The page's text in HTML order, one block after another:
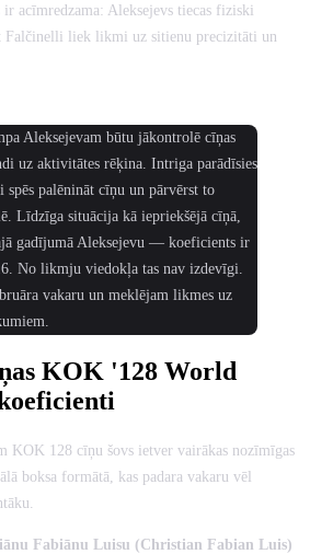
acīmredzama: Aleksejevs tiecas fiziski
Falčinelli liek likmi uz sitienu precizitāti un
Aleksejevam būtu jākontrolē cīņas
uz aktivitātes rēķina. Intriga parādīsies
palēnināt cīņu un pārvērst to
Līdzīga situācija kā iepriekšējā cīņā,
gadījumā Aleksejevu — koeficients ir
No likmju viedokļa tas nav izdevīgi.
vakaru un meklējam likmes uz
KOK '128 World
KOK 128 cīņu šovs ietver vairākas nozīmīgas
boksa formātā, kas padara vakaru vēl
Fabiānu Luisu (Christian Fabian Luis)